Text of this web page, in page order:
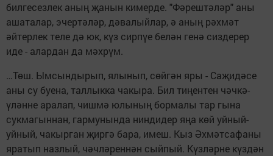
билгесезлек аның җанын кимерде. "Фәрештәләр" аны
ашаталар, эчертәләр, дәвалыйлар, ә аның рәхмәт
әйтерлек теле дә юк, күз сирпүе белән генә сиздерер
иде - алардан да мәхрүм.
…Төш. Ымсындырып, ялынып, сөйгән яры - Саҗидәсе
аны су буена, таллыкка чакыра. Бил тиңентен чәчкә-
үләнне аралап, чишмә юлының бормалы тар гына
сукмагыннан, гармунында ниндидер яңа көй уйный-
уйный, чакырган җиргә бара, имеш. Кыз Әхмәтсафаны
яратып назлый, чәчләреннән сыйпый. Күзләрне күздән